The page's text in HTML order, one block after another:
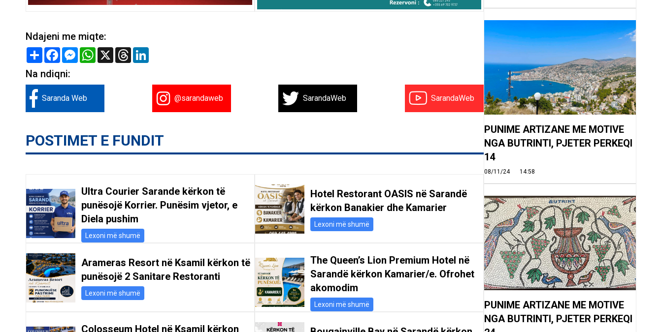
Ndajeni me miqte:
Share FacebookMessenger
WhatsApp
X Threads
Na ndiqni:
Saranda Web @sarandaweb SarandaWeb SarandaWeb
POSTIMET E FUNDIT
Ultra Courier Sarande kërkon të
punësojë Korrier. Punësim vjetor, e
Diela pushim
Lexoni më shumë
Hotel Restorant OASIS në Sarandë
kërkon Banakier dhe Kamarier
Lexoni më shumë
Arameras Resort në Ksamil kërkon të
punësojë 2 Sanitare Restoranti
Lexoni më shumë
The Queen’s Lion Premium Hotel në
Sarandë kërkon Kamarier/e. Ofrohet
akomodim
Lexoni më shumë
Colosseum Hotel në Ksamil kërkon
PUNIME ARTIZANE ME MOTIVE
NGA BUTRINTI, PJETER PERKEQI
14
08/11/24 14:58
PUNIME ARTIZANE ME MOTIVE
NGA BUTRINTI, PJETER PERKEQI